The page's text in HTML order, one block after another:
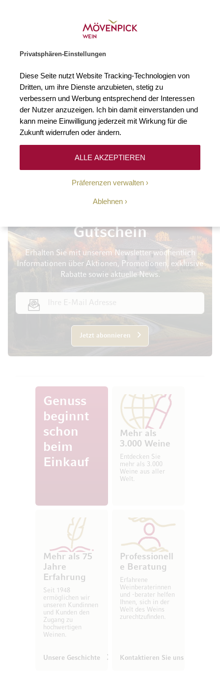
Privatsphären-Einstellungen
Diese Seite nutzt Website Tracking-Technologien von
Dritten, um ihre Dienste anzubieten, stetig zu
verbessern und Werbung entsprechend der Interessen
der Nutzer anzuzeigen. Ich bin damit einverstanden und
kann meine Einwilligung jederzeit mit Wirkung für die
Zukunft widerrufen oder ändern.
Präferenzen verwalten
Ablehnen
ALLE AKZEPTIEREN
Gaglioppo 0
Leider können wir keine passenden Produkte zu
ihrer Auswahl finden.
Gutschein
Erhalten Sie mit unserem Newsletter wöchentlich
Informationen über Aktionen, Promotionen, exklusive
Rabatte sowie aktuelle News.
Jetzt abonnieren
Genuss
beginnt
schon
beim
Einkauf
Mehr als
3.000 Weine
Entdecken Sie
mehr als 3.000
Weine aus aller
Welt.
Mehr als 75
Jahre
Erfahrung
Seit 1948
ermöglichen wir
unseren Kundinnen
und Kunden den
Zugang zu
hochwertigen
Weinen.
Unsere Geschichte
Professionell
e Beratung
Erfahrene
Weinberaterinnen
und -berater helfen
Ihnen, sich in der
Welt des Weins
zurechtzufinden.
Kontaktieren Sie uns